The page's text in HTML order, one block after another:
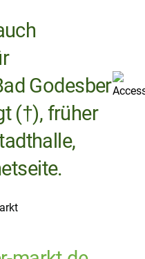
Godesberg.
(†), früher